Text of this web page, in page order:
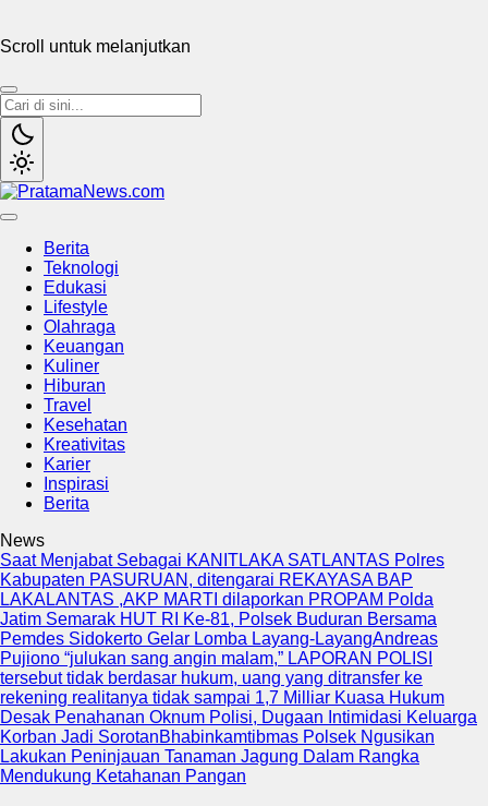
Scroll untuk melanjutkan
Berita
Teknologi
Edukasi
Lifestyle
Olahraga
Keuangan
Kuliner
Hiburan
Travel
Kesehatan
Kreativitas
Karier
Inspirasi
Berita
News
Saat Menjabat Sebagai KANITLAKA SATLANTAS Polres
Kabupaten PASURUAN, ditengarai REKAYASA BAP
LAKALANTAS ,AKP MARTI dilaporkan PROPAM Polda
Jatim Semarak HUT RI Ke-81, Polsek Buduran Bersama
Pemdes Sidokerto Gelar Lomba Layang-LayangAndreas
Pujiono “julukan sang angin malam,” LAPORAN POLISI
tersebut tidak berdasar hukum, uang yang ditransfer ke
rekening realitanya tidak sampai 1,7 Milliar Kuasa Hukum
Desak Penahanan Oknum Polisi, Dugaan Intimidasi Keluarga
Korban Jadi SorotanBhabinkamtibmas Polsek Ngusikan
Lakukan Peninjauan Tanaman Jagung Dalam Rangka
Mendukung Ketahanan Pangan